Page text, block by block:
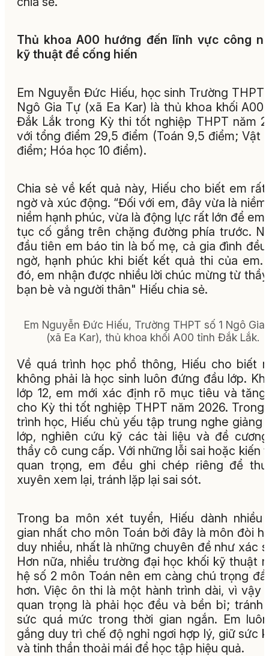
Thủ khoa A00 hướng đến lĩnh vực công
kỹ thuật để cống hiến
Em Nguyễn Đức Hiếu, học sinh Trường THPT
Ngô Gia Tự (xã Ea Kar) là thủ khoa khối A00
Đắk Lắk trong Kỳ thi tốt nghiệp THPT năm
với tổng điểm 29,5 điểm (Toán 9,5 điểm; Vật
điểm; Hóa học 10 điểm).
Chia sẻ về kết quả này, Hiếu cho biết em
ngờ và xúc động. “Đối với em, đây vừa là niềm
niềm hạnh phúc, vừa là động lực rất lớn để em
tục cố gắng trên chặng đường phía trước.
đầu tiên em báo tin là bố mẹ, cả gia đình
ngờ, hạnh phúc khi biết kết quả thi của em.
đó, em nhận được nhiều lời chúc mừng từ
bạn bè và người thân" Hiếu chia sẻ.
Em Nguyễn Đức Hiếu, Trường THPT số 1 Ngô Gia
(xã Ea Kar), thủ khoa khối A00 tỉnh Đắk Lắk.
Về quá trình học phổ thông, Hiếu cho biết
không phải là học sinh luôn đứng đầu lớp.
lớp 12, em mới xác định rõ mục tiêu và
cho Kỳ thi tốt nghiệp THPT năm 2026. Trong
trình học, Hiếu chủ yếu tập trung nghe giảng
lớp, nghiên cứu kỹ các tài liệu và đề
thầy cô cung cấp. Với những lỗi sai hoặc kiến
quan trọng, em đều ghi chép riêng để
xuyên xem lại, tránh lặp lại sai sót.
Trong ba môn xét tuyển, Hiếu dành nhiều
gian nhất cho môn Toán bởi đây là môn đòi
duy nhiều, nhất là những chuyên đề như xác
Hơn nữa, nhiều trường đại học khối kỹ thuật
hệ số 2 môn Toán nên em càng chú trọng
hơn. Việc ôn thi là một hành trình dài, vì vậy
quan trọng là phải học đều và bền bỉ; tránh
sức quá mức trong thời gian ngắn. Em
gắng duy trì chế độ nghỉ ngơi hợp lý, giữ sức
và tinh thần thoải mái để học tập hiệu quả.